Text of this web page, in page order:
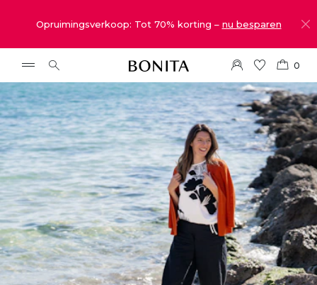
Opruimingsverkoop: Tot 70% korting – nu besparen
0